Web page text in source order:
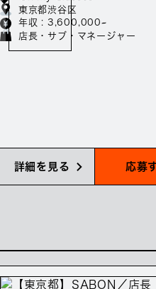
東京都渋谷区
年収 : 3,600,000~
店長・サブ・マネージャー
詳細を見る 応募